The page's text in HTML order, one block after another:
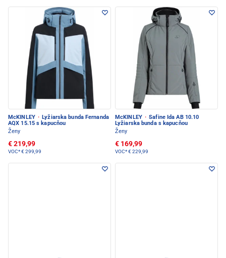
McKINLEY · Lyžiarska bunda Fernanda
AQX 15.15 s kapucňou
Ženy
€ 219,99
VOC*€ 299,99
McKINLEY · Safine Ida AB 10.10
Lyžiarska bunda s kapucňou
Ženy
€ 169,99
VOC*€ 229,99